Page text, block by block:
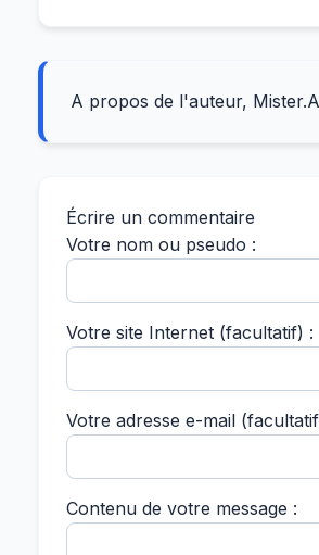
A propos de l'auteur,
Écrire un commentaire
Votre nom ou pseudo :
Votre site Internet (facultatif) :
Votre adresse e-mail
Contenu de votre message :